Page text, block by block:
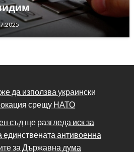
да използва украински
срещу НАТО
съд ще разгледа иск за
единствената антивоенна
за Държавна дума